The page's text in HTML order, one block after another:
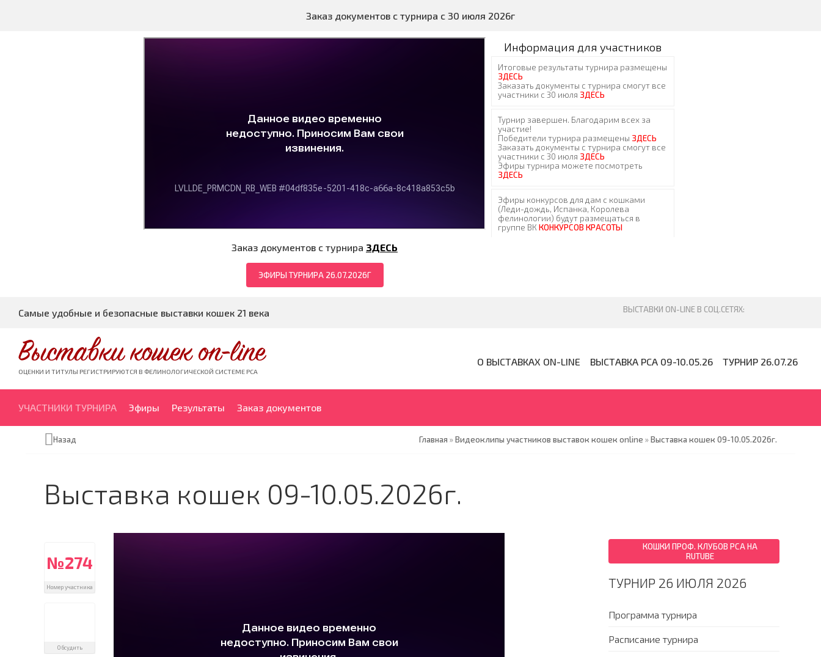
Заказ документов с турнира с 30 июля 2026г
Заказ документов с турнира ЗДЕСЬ
ЭФИРЫ ТУРНИРА 26.07.2026Г
Информация для участников
Самые удобные и безопасные выставки кошек 21 века
Выставки кошек on-line
ОЦЕНКИ И ТИТУЛЫ РЕГИСТРИРУЮТСЯ В ФЕЛИНОЛОГИЧЕСКОЙ СИСТЕМЕ PCA
О ВЫСТАВКАХ ON-LINE ВЫСТАВКА PCA 09-10.05.26 ТУРНИР 26.07.26
УЧАСТНИКИ ТУРНИРА Эфиры Результаты Заказ документов
Назад Главная »Видеоклипы участников выставок кошек online »Выставка кошек 09-10.05.2026г.
Выставка кошек 09-10.05.2026г.
№274
Номер участника
Обсудить
КОШКИ ПРОФ. КЛУБОВ PCA НА
RUTUBE
ТУРНИР 26 ИЮЛЯ 2026
Программа турнира
Расписание турнира